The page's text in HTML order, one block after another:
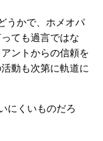
うかで、ホメオパ
ても過言ではな
ントからの信頼を
動も次第に軌道に
にくいものだろ